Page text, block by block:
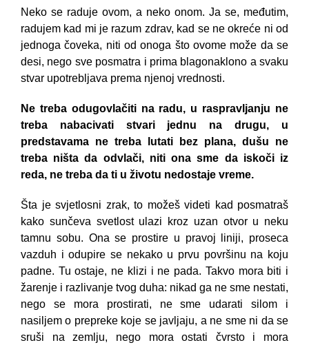
Neko se raduje ovom, a neko onom. Ja se, međutim,
radujem kad mi je razum zdrav, kad se ne okreće ni od
jednoga čoveka, niti od onoga što ovome može da se
desi, nego sve posmatra i prima blagonaklono a svaku
stvar upotrebljava prema njenoj vrednosti.
Ne treba odugovlačiti na radu, u raspravljanju ne
treba nabacivati stvari jednu na drugu, u
predstavama ne treba lutati bez plana, dušu ne
treba ništa da odvlači, niti ona sme da iskoči iz
reda, ne treba da ti u životu nedostaje vreme.
Šta je svjetlosni zrak, to možeš videti kad posmatraš
kako sunčeva svetlost ulazi kroz uzan otvor u neku
tamnu sobu. Ona se prostire u pravoj liniji, proseca
vazduh i odupire se nekako u prvu površinu na koju
padne. Tu ostaje, ne klizi i ne pada. Takvo mora biti i
žarenje i razlivanje tvog duha: nikad ga ne sme nestati,
nego se mora prostirati, ne sme udarati silom i
nasiljem o prepreke koje se javljaju, a ne sme ni da se
sruši na zemlju, nego mora ostati čvrsto i mora